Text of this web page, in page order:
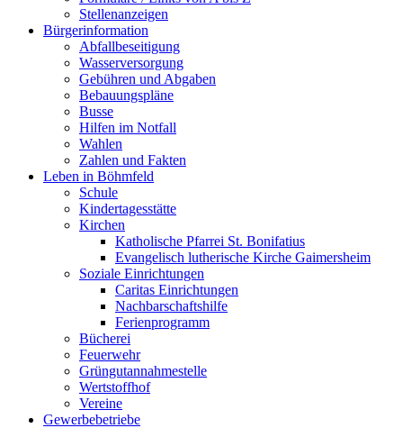
Stellenanzeigen
Bürgerinformation
Abfallbeseitigung
Wasserversorgung
Gebühren und Abgaben
Bebauungspläne
Busse
Hilfen im Notfall
Wahlen
Zahlen und Fakten
Leben in Böhmfeld
Schule
Kindertagesstätte
Kirchen
Katholische Pfarrei St. Bonifatius
Evangelisch lutherische Kirche Gaimersheim
Soziale Einrichtungen
Caritas Einrichtungen
Nachbarschaftshilfe
Ferienprogramm
Bücherei
Feuerwehr
Grüngutannahmestelle
Wertstoffhof
Vereine
Gewerbebetriebe